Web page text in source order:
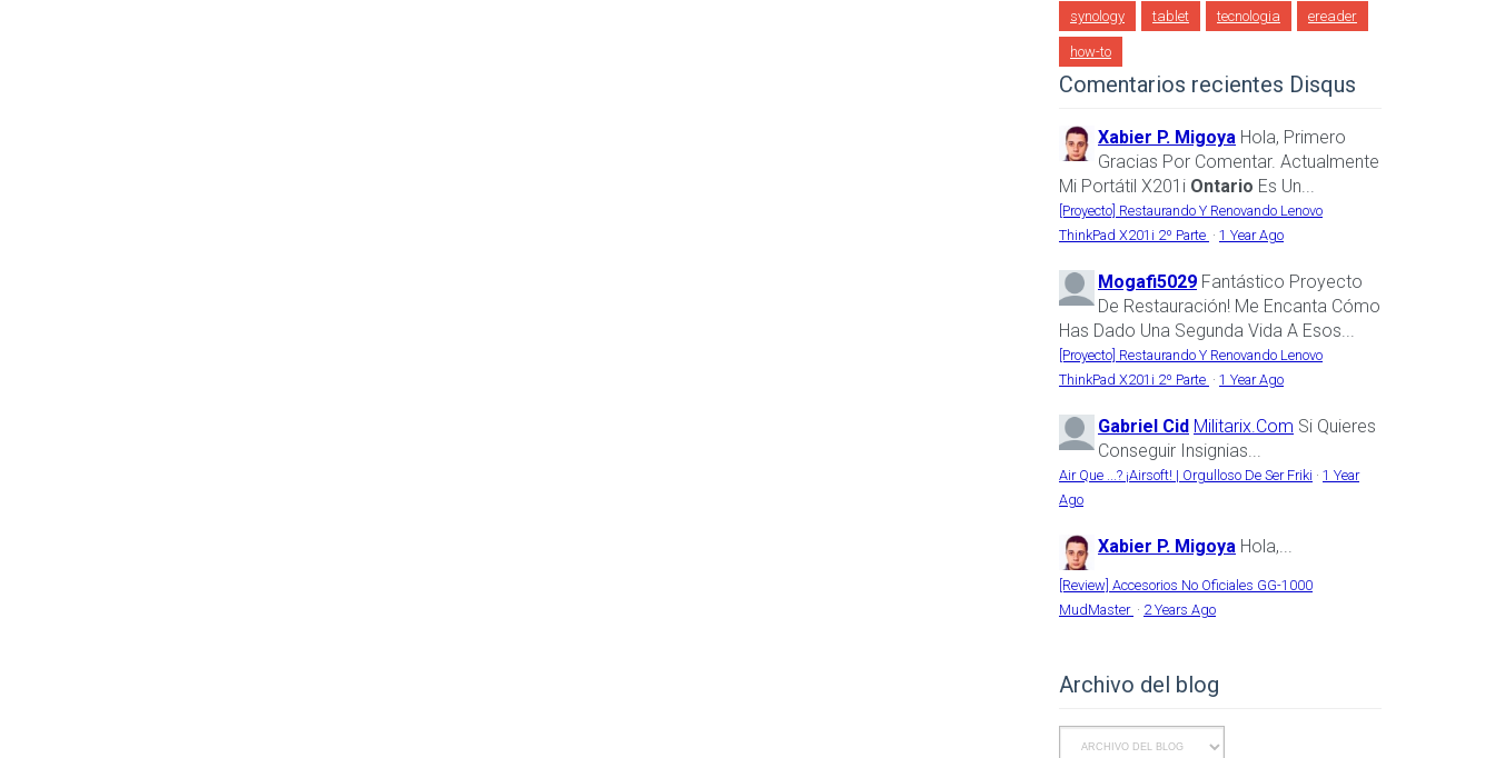
synology tablet tecnologia ereader
how-to
Comentarios recientes Disqus
Xabier P. Migoya Hola, Primero
Gracias Por Comentar. Actualmente
Mi Portátil X201i Ontario Es Un...
[Proyecto] Restaurando Y Renovando Lenovo
ThinkPad X201i 2º Parte · 1 Year Ago
Mogafi5029 Fantástico Proyecto
De Restauración! Me Encanta Cómo
Has Dado Una Segunda Vida A Esos...
[Proyecto] Restaurando Y Renovando Lenovo
ThinkPad X201i 2º Parte · 1 Year Ago
Gabriel Cid Militarix.com Si Quieres
Conseguir Insignias...
Air Que ...? ¡Airsoft! | Orgulloso De Ser Friki · 1 Year
Ago
Xabier P. Migoya Hola,...
[Review] Accesorios No Oficiales GG-1000
MudMaster · 2 Years Ago
Archivo del blog